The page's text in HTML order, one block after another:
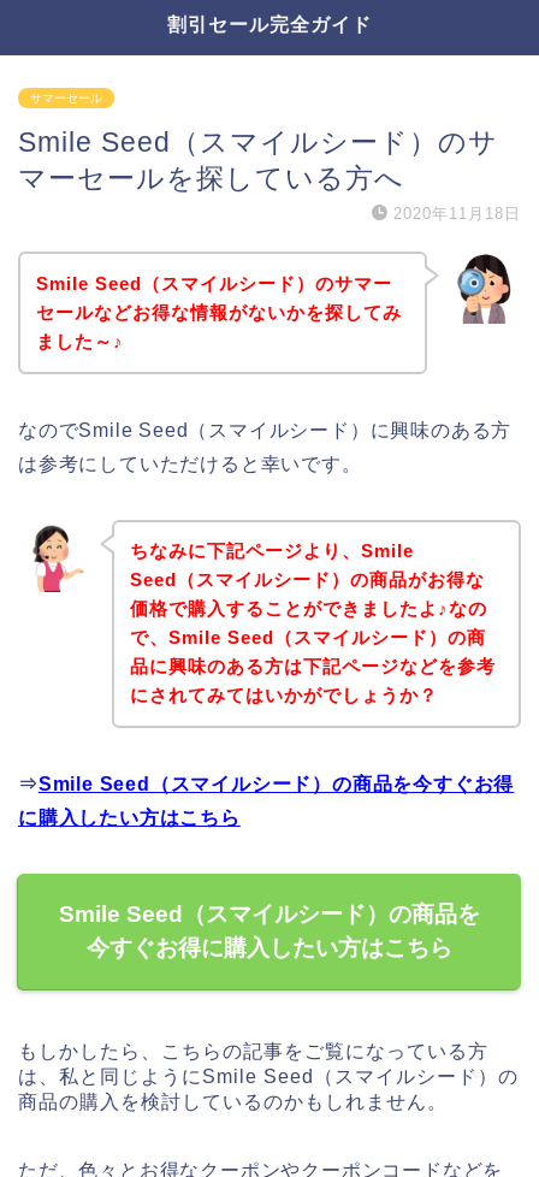
割引セール完全ガイド
サマーセール
Smile Seed（スマイルシード）のサ
マーセールを探している方へ
2020年11月18日
Smile Seed（スマイルシード）のサマー
セールなどお得な情報がないかを探してみ
ました～♪
なのでSmile Seed（スマイルシード）に興味のある方
は参考にしていただけると幸いです。
ちなみに下記ページより、Smile
Seed（スマイルシード）の商品がお得な
価格で購入することができましたよ♪なの
で、Smile Seed（スマイルシード）の商
品に興味のある方は下記ページなどを参考
にされてみてはいかがでしょうか？
⇒Smile Seed（スマイルシード）の商品を今すぐお得
に購入したい方はこちら
Smile Seed（スマイルシード）の商品を
今すぐお得に購入したい方はこちら
もしかしたら、こちらの記事をご覧になっている方
は、私と同じようにSmile Seed（スマイルシード）の
商品の購入を検討しているのかもしれません。
ただ、色々とお得なクーポンやクーポンコードなどを